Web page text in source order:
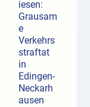
iesen:
Grausam
e
Verkehrs
straftat
in
Edingen-
Neckarh
ausen